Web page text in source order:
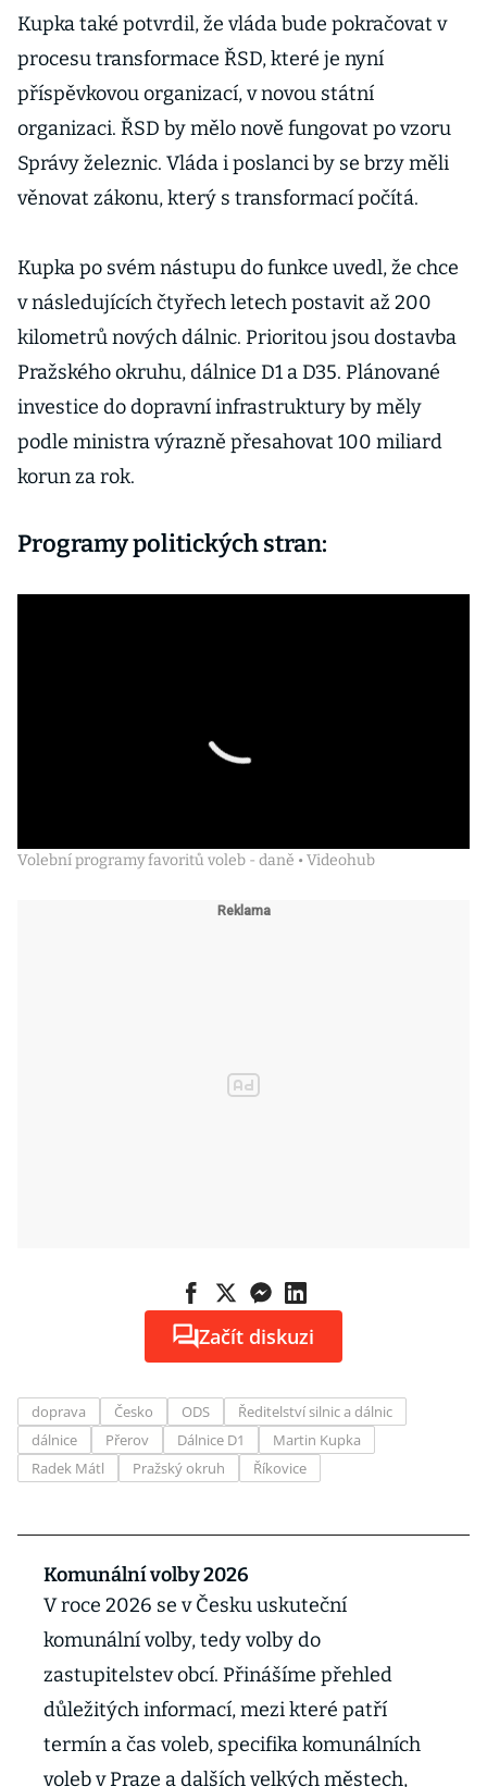
Kupka také potvrdil, že vláda bude pokračovat v
procesu transformace ŘSD, které je nyní
příspěvkovou organizací, v novou státní
organizaci. ŘSD by mělo nově fungovat po vzoru
Správy železnic. Vláda i poslanci by se brzy měli
věnovat zákonu, který s transformací počítá.
Kupka po svém nástupu do funkce uvedl, že chce
v následujících čtyřech letech postavit až 200
kilometrů nových dálnic. Prioritou jsou dostavba
Pražského okruhu, dálnice D1 a D35. Plánované
investice do dopravní infrastruktury by měly
podle ministra výrazně přesahovat 100 miliard
korun za rok.
Programy politických stran:
Volební programy favoritů voleb - daně • Videohub
Začít diskuzi
doprava Česko ODS
Ředitelství silnic a dálnic
dálnice
Přerov Dálnice D1
Martin Kupka
Radek Mátl
Pražský okruh Říkovice
Komunální volby 2026
V roce 2026 se v Česku uskuteční
komunální volby, tedy volby do
zastupitelstev obcí. Přinášíme přehled
důležitých informací, mezi které patří
termín a čas voleb, specifika komunálních
voleb v Praze a dalších velkých městech,